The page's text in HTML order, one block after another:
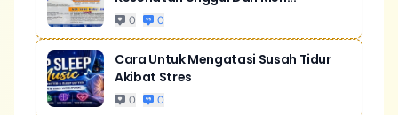
0 0
Cara Untuk Mengatasi Susah Tidur
Akibat Stres
0 0